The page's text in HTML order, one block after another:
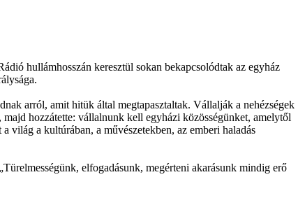
hullámhosszán keresztül sokan bekapcsolódtak az egyház
arról, amit hitük által megtapasztaltak. Vállalják a nehézségek
hozzátette: vállalnunk kell egyházi közösségünket, amelytől
világ a kultúrában, a művészetekben, az emberi haladás
elfogadásunk, megérteni akarásunk mindig erő